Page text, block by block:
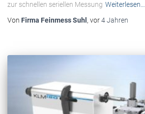
zur schnellen seriellen Messung Weiterlesen…
Von Firma Feinmess Suhl , vor4 Jahren